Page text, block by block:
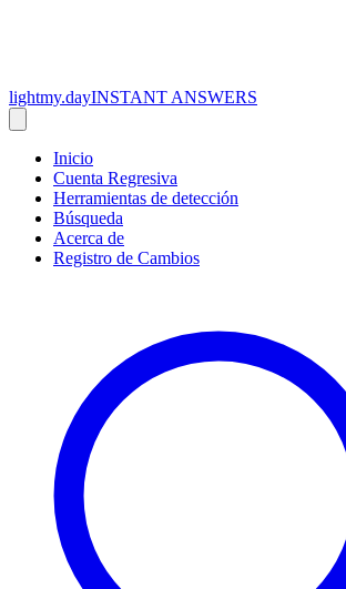
lightmy.dayINSTANT ANSWERS
Inicio
Cuenta Regresiva
Herramientas de detección
Búsqueda
Acerca de
Registro de Cambios